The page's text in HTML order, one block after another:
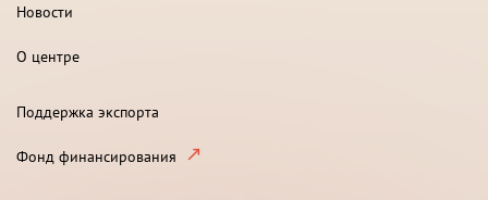
Новости
О центре
Поддержка экспорта
Фонд финансирования